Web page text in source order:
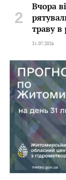
Вчора
траву в
31.07.2026